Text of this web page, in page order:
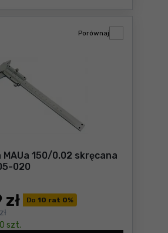
150/0.02 skręcana
020
Do 10 rat 0%
zł
szt.
Porównaj